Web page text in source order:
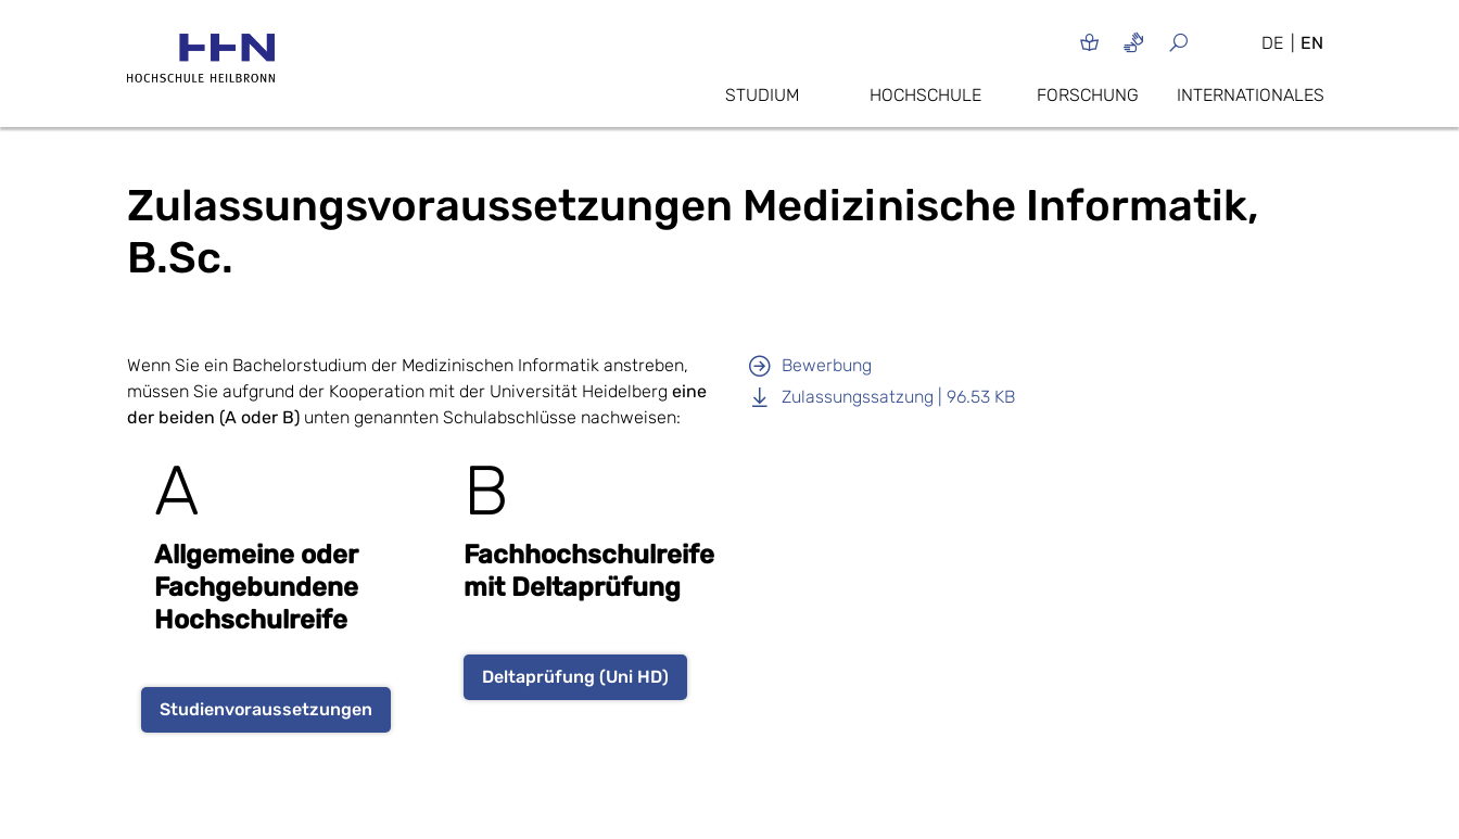
DE EN
STUDIUM HOCHSCHULE FORSCHUNG INTERNATIONALES
Zulassungsvoraussetzungen Medizinische Informatik,
B.Sc.
Wenn Sie ein Bachelorstudium der Medizinischen Informatik anstreben,
müssen Sie aufgrund der Kooperation mit der Universität Heidelberg eine
der beiden (A oder B) unten genannten Schulabschlüsse nachweisen:
A
Allgemeine oder
Fachgebundene
Hochschulreife
Studienvoraussetzungen
B
Fachhochschulreife
mit Deltaprüfung
Deltaprüfung (Uni HD)
Bewerbung
Zulassungssatzung | 96.53 KB